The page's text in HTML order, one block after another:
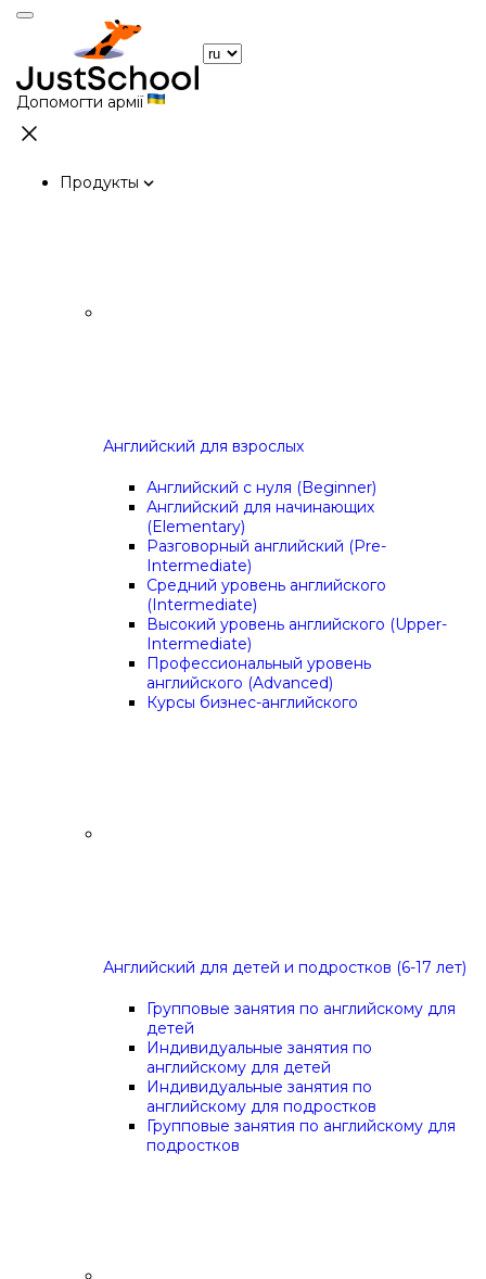
Допомогти армії
Продукты
Английский для взрослых
Английский с нуля (Beginner)
Английский для начинающих
(Elementary)
Разговорный английский (Pre-
Intermediate)
Средний уровень английского
(Intermediate)
Высокий уровень английского (Upper-
Intermediate)
Профессиональный уровень
английского (Advanced)
Курсы бизнес-английского
Английский для детей и подростков (6-17 лет)
Групповые занятия по английскому для
детей
Индивидуальные занятия по
английскому для детей
Индивидуальные занятия по
английскому для подростков
Групповые занятия по английскому для
подростков